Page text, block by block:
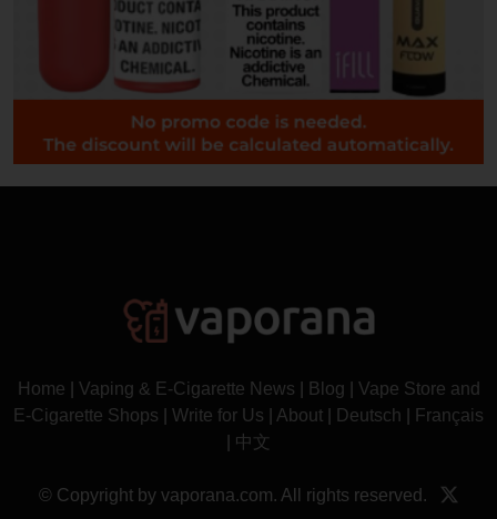
Home Vaping & E-Cigarette News Blog
Vape Store and
E-Cigarette Shops
Write for Us About Deutsch
Français
中文
© Copyright by vaporana.com. All rights reserved.